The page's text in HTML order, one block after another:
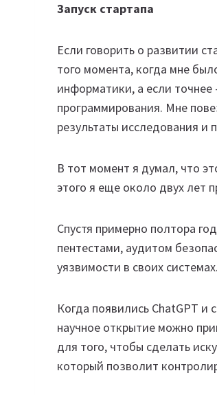
Запуск стартапа
Если говорить о развитии
того момента, когда мне
информатики, а если
программирования. Мне
результаты исследования и
В тот момент я думал, что
этого я еще около двух лет
Спустя примерно полтора
пентестами, аудитом
уязвимости в своих системах.
Когда появились ChatGPT
научное открытие можно
для того, чтобы сделать
который позволит